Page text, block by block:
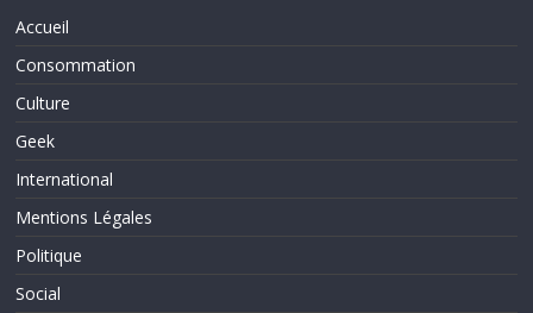
Accueil
Consommation
Culture
Geek
International
Mentions Légales
Politique
Social